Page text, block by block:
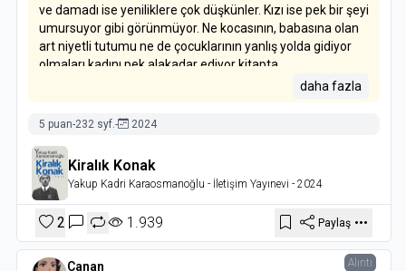
ve damadı ise yeniliklere çok düşkünler. Kızı ise pek bir şeyi
umursuyor gibi görünmüyor. Ne kocasının, babasına olan
art niyetli tutumu ne de çocuklarının yanlış yolda gidiyor
olmaları kadını pek alakadar ediyor kitapta.
genç kız var olayın temelinde. Dedesi tarafından seviliyor
kıyafet almak konağın birincil ihtiyaçlarını gidermekten
daha mühim Naim Efendi için.
Yaşlı olduğu için mi, yoksa artık hiçbir şeyi umursamadığı
için mi bilmiyorum ama Naim Efendi kendi elleriyle sonunu
hazırlıyor. Normal ve sağlıklı düşünen insanların yapacağı
ilk şey kendisini suistimal edenlerden ailesi olsa bile uzak
daha fazla
5 puan-232 syf. - 2024
Kiralık Konak
Yakup Kadri Karaosmanoğlu - İletişim Yayınevi - 2024
2 1.939 Paylaş
Canan
Alıntı